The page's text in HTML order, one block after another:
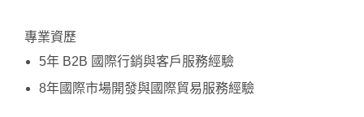
專業資歷
5年 B2B 國際行銷與客戶服務經驗
8年國際市場開發與國際貿易服務經驗